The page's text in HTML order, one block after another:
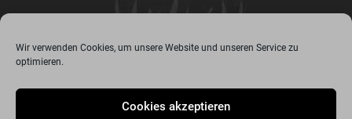
Wir verwenden Cookies, um unsere Website und unseren Service zu
optimieren.
Cookies akzeptieren
Unterstützung von the surface new media gmbh